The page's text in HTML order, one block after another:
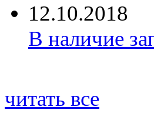
12.10.2018
В наличие
читать все